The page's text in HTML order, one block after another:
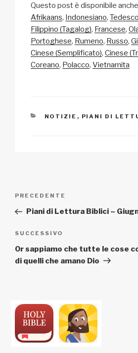
p
y
Li
n
ail c
e
b
o
at
s
A
p
Questo post è disponibile
Afrikaans Indonesiano Tedesco
Filippino (Tagalog) Francese
Portoghese Rumeno Russo
Cinese (Semplificato) Cinese
Coreano Polacco Vietnamita
CATEGORIE
NOTIZIE , PIANI DI
Articolo
precedente:
PRECEDENTE
Piani di Lettura Biblici –
Articolo
successivo
SUCCESSIVO
Or sappiamo che tutte le cose
di quelli che amano Dio